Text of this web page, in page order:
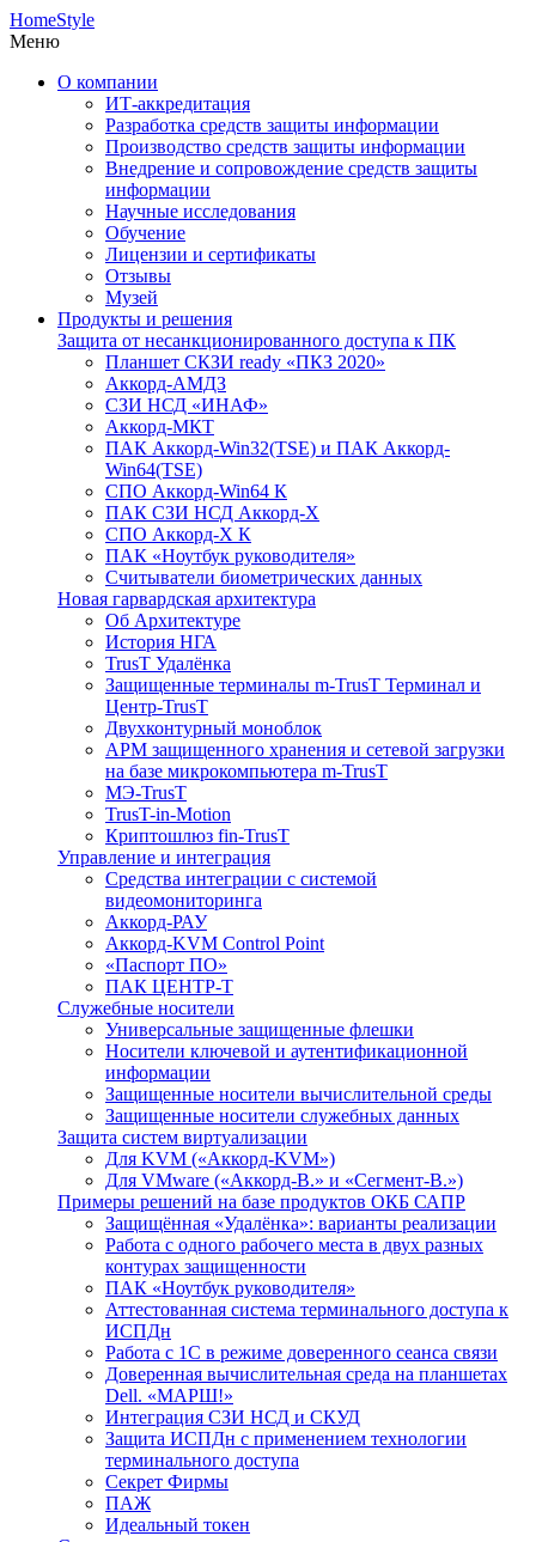
HomeStyle
Меню
О компании
ИТ-аккредитация
Разработка средств защиты информации
Производство средств защиты информации
Внедрение и сопровождение средств защиты
информации
Научные исследования
Обучение
Лицензии и сертификаты
Отзывы
Музей
Продукты и решения
Защита от несанкционированного доступа к ПК
Планшет СКЗИ ready «ПКЗ 2020»
Аккорд-АМДЗ
СЗИ НСД «ИНАФ»
Аккорд-МКТ
ПАК Аккорд-Win32(TSE) и ПАК Аккорд-
Win64(TSE)
СПО Аккорд-Win64 К
ПАК СЗИ НСД Аккорд-X
СПО Аккорд-X К
ПАК «Ноутбук руководителя»
Cчитыватели биометрических данных
Новая гарвардская архитектура
Об Архитектуре
История НГА
TrusT Удалёнка
Защищенные терминалы m-TrusT Терминал и
Центр-TrusT
Двухконтурный моноблок
АРМ защищенного хранения и сетевой загрузки
на базе микрокомпьютера m-TrusT
МЭ-TrusT
TrusT-in-Motion
Криптошлюз fin-TrusT
Управление и интеграция
Средства интеграции с системой
видеомониторинга
Аккорд-РАУ
Аккорд-KVM Control Point
«Паспорт ПО»
ПАК ЦЕНТР-Т
Служебные носители
Универсальные защищенные флешки
Носители ключевой и аутентификационной
информации
Защищенные носители вычислительной среды
Защищенные носители служебных данных
Защита систем виртуализации
Для KVM («Аккорд-KVM»)
Для VMware («Аккорд-В.» и «Сегмент-В.»)
Примеры решений на базе продуктов ОКБ САПР
Защищённая «Удалёнка»: варианты реализации
Работа с одного рабочего места в двух разных
контурах защищенности
ПАК «Ноутбук руководителя»
Аттестованная система терминального доступа к
ИСПДн
Работа с 1С в режиме доверенного сеанса связи
Доверенная вычислительная среда на планшетах
Dell. «МАРШ!»
Интеграция СЗИ НСД и СКУД
Защита ИСПДн с применением технологии
терминального доступа
Секрет Фирмы
ПАЖ
Идеальный токен